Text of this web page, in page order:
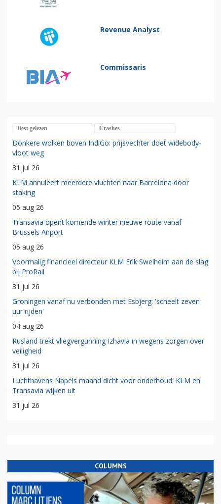
Revenue Analyst
Commissaris
Best gelezen Crashes
Donkere wolken boven IndiGo: prijsvechter doet widebody-
vloot weg
31 jul 26
KLM annuleert meerdere vluchten naar Barcelona door
staking
05 aug 26
Transavia opent komende winter nieuwe route vanaf
Brussels Airport
05 aug 26
Voormalig financieel directeur KLM Erik Swelheim aan de slag
bij ProRail
31 jul 26
Groningen vanaf nu verbonden met Esbjerg: 'scheelt zeven
uur rijden'
04 aug 26
Rusland trekt vliegvergunning Izhavia in wegens zorgen over
veiligheid
31 jul 26
Luchthavens Napels maand dicht voor onderhoud: KLM en
Transavia wijken uit
31 jul 26
COLUMNS